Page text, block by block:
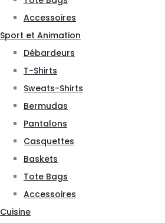
Accessoires
Sport et Animation
Débardeurs
T-Shirts
Sweats-Shirts
Bermudas
Pantalons
Casquettes
Baskets
Tote Bags
Accessoires
Cuisine